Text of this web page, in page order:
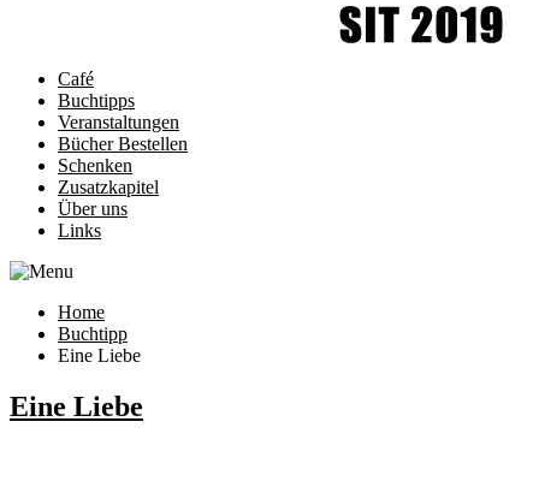
Café
Buchtipps
Veranstaltungen
Bücher Bestellen
Schenken
Zusatzkapitel
Über uns
Links
Home
Buchtipp
Eine Liebe
Eine Liebe